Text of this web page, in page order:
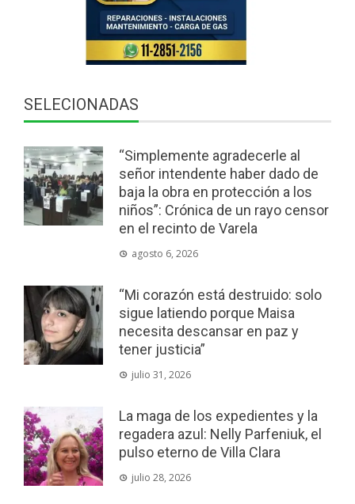
SELECIONADAS
“Simplemente agradecerle al
señor intendente haber dado de
baja la obra en protección a los
niños”: Crónica de un rayo censor
en el recinto de Varela
agosto 6, 2026
“Mi corazón está destruido: solo
sigue latiendo porque Maisa
necesita descansar en paz y
tener justicia”
julio 31, 2026
La maga de los expedientes y la
regadera azul: Nelly Parfeniuk, el
pulso eterno de Villa Clara
julio 28, 2026